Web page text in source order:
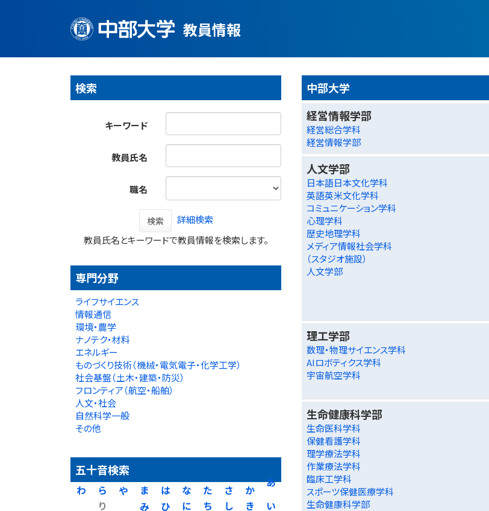
教員情報
検索
キーワード
教員氏名
職名
検索
詳細検索
教員氏名とキーワードで教員情報を検索します。
専門分野
ライフサイエンス
情報通信
環境・農学
ナノテク・材料
エネルギー
ものづくり技術（機械・電気電子・化学工学）
社会基盤（土木・建築・防災）
フロンティア（航空・船舶）
人文・社会
自然科学一般
その他
五十音検索
あ
い
か
き
さ
し
た
ち
な
に
は
ひ
ま
み
や
ら
り
わ
中部大学
経営情報学部
経営総合学科
経営情報学部
人文学部
日本語日本文化学科
英語英米文化学科
コミュニケーション学科
心理学科
歴史地理学科
メディア情報社会学科
（スタジオ施設）
人文学部
理工学部
数理・物理サイエンス学科
AIロボティクス学科
宇宙航空学科
生命健康科学部
生命医科学科
保健看護学科
理学療法学科
作業療法学科
臨床工学科
スポーツ保健医療学科
生命健康科学部